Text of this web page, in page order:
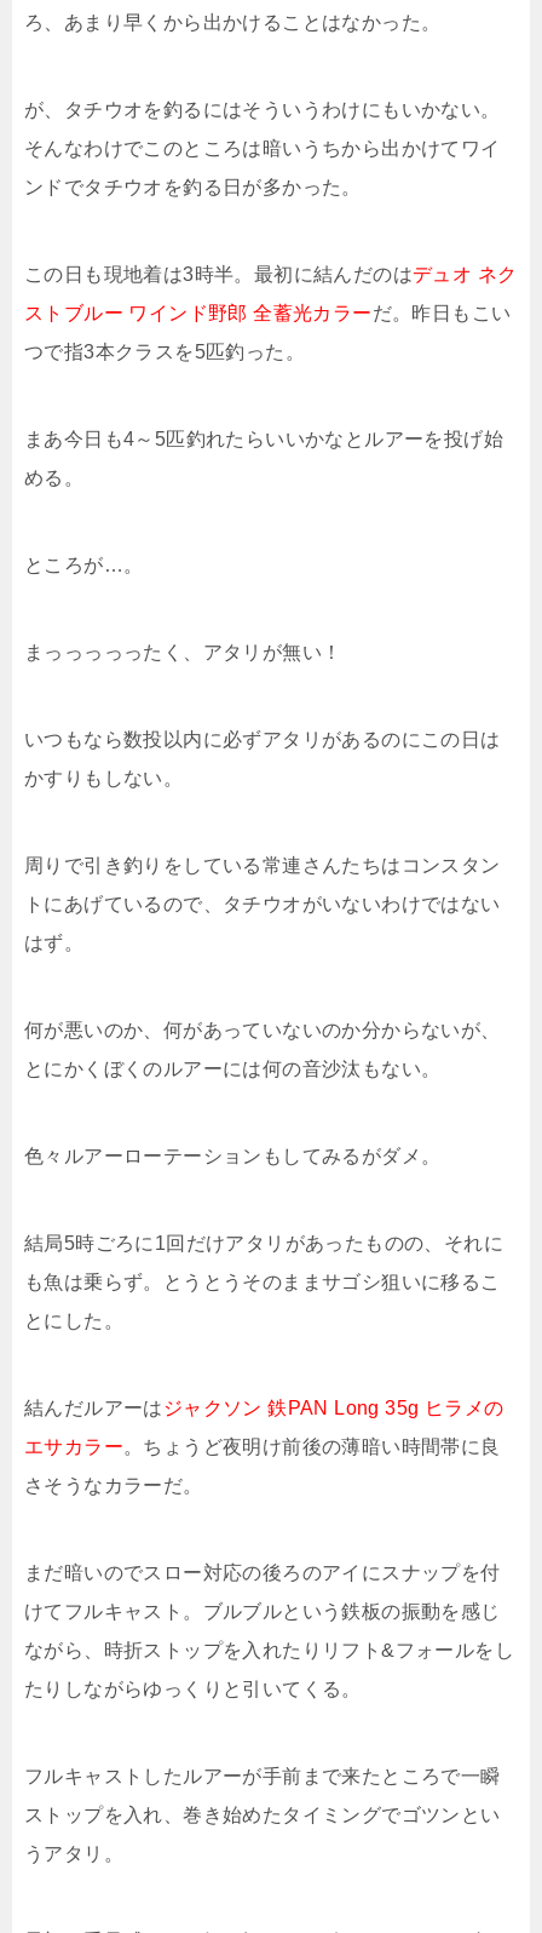
ろ、あまり早くから出かけることはなかった。
が、タチウオを釣るにはそういうわけにもいかない。
そんなわけでこのところは暗いうちから出かけてワイ
ンドでタチウオを釣る日が多かった。
この日も現地着は3時半。最初に結んだのはデュオ ネク
ストブルー ワインド野郎 全蓄光カラーだ。昨日もこい
つで指3本クラスを5匹釣った。
まあ今日も4～5匹釣れたらいいかなとルアーを投げ始
める。
ところが…。
まっっっっったく、アタリが無い！
いつもなら数投以内に必ずアタリがあるのにこの日は
かすりもしない。
周りで引き釣りをしている常連さんたちはコンスタン
トにあげているので、タチウオがいないわけではない
はず。
何が悪いのか、何があっていないのか分からないが、
とにかくぼくのルアーには何の音沙汰もない。
色々ルアーローテーションもしてみるがダメ。
結局5時ごろに1回だけアタリがあったものの、それに
も魚は乗らず。とうとうそのままサゴシ狙いに移るこ
とにした。
結んだルアーは ジャクソン 鉄PAN Long 35g ヒラメの
エサカラー。ちょうど夜明け前後の薄暗い時間帯に良
さそうなカラーだ。
まだ暗いのでスロー対応の後ろのアイにスナップを付
けてフルキャスト。ブルブルという鉄板の振動を感じ
ながら、時折ストップを入れたりリフト&フォールをし
たりしながらゆっくりと引いてくる。
フルキャストしたルアーが手前まで来たところで一瞬
ストップを入れ、巻き始めたタイミングでゴツンとい
うアタリ。